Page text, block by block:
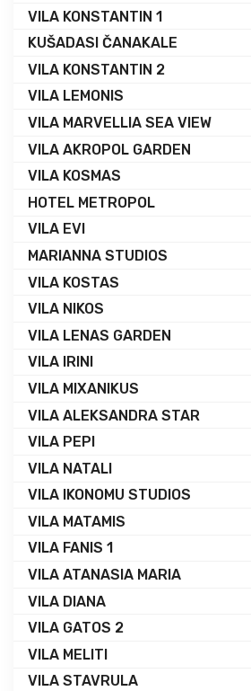
VILA KONSTANTIN 1
KUŠADASI ČANAKALE
VILA KONSTANTIN 2
VILA LEMONIS
VILA MARVELLIA SEA VIEW
VILA AKROPOL GARDEN
VILA KOSMAS
HOTEL METROPOL
VILA EVI
MARIANNA STUDIOS
VILA KOSTAS
VILA NIKOS
VILA LENAS GARDEN
VILA IRINI
VILA MIXANIKUS
VILA ALEKSANDRA STAR
VILA PEPI
VILA NATALI
VILA IKONOMU STUDIOS
VILA MATAMIS
VILA FANIS 1
VILA ATANASIA MARIA
VILA DIANA
VILA GATOS 2
VILA MELITI
VILA STAVRULA